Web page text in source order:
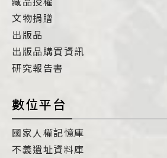
文物捐贈
出版品
出版品購買資訊
研究報告書
數位平台
國家人權記憶庫
不義遺址資料庫